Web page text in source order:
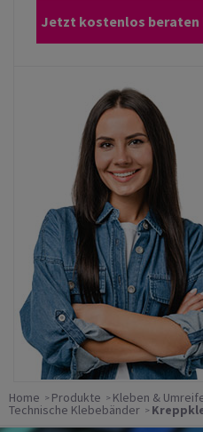
Jetzt kostenlos beraten
Home Produkte Kleben &
Technische Klebebänder